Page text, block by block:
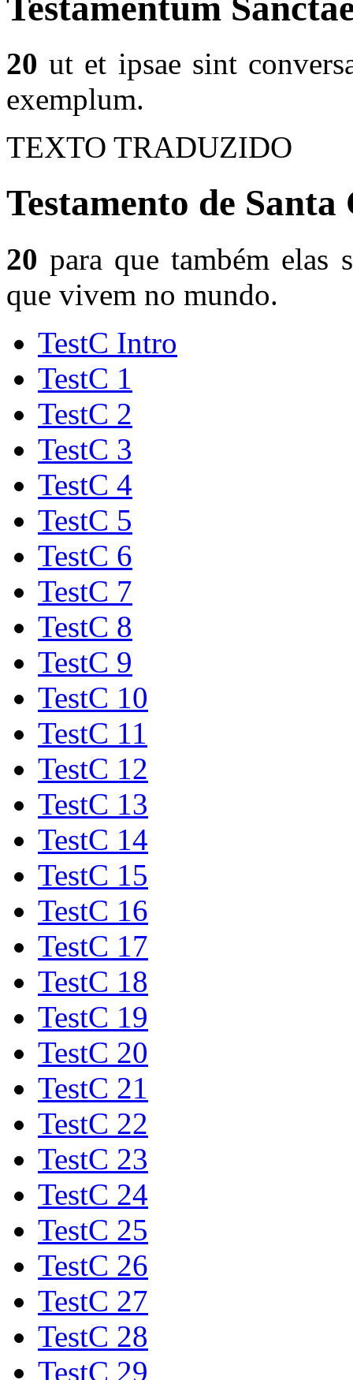
20 ut et ipsae sint
exemplum.
TEXTO TRADUZIDO
Testamento de
20 para que também elas
que vivem no mundo.
TestC Intro
TestC 1
TestC 2
TestC 3
TestC 4
TestC 5
TestC 6
TestC 7
TestC 8
TestC 9
TestC 10
TestC 11
TestC 12
TestC 13
TestC 14
TestC 15
TestC 16
TestC 17
TestC 18
TestC 19
TestC 20
TestC 21
TestC 22
TestC 23
TestC 24
TestC 25
TestC 26
TestC 27
TestC 28
TestC 29